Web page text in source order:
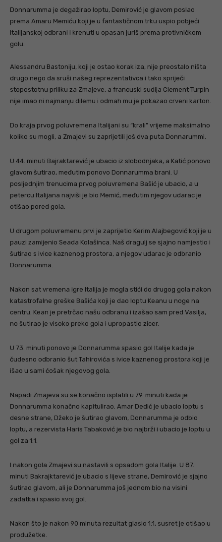
Donnarumma je degažirao loptu, Demirović je glavom poslao
prema Amaru Memiću koji je u fantastičnom trku uspio pobjeći
italijanskoj odbrani i krenuti u opasan juriš prema protivničkom
golu.
Alessandru Bastoniju, koji je ostao korak iza, nije preostalo ništa
drugo nego da sruši našeg reprezentativca i tako spriječi
stopostotnu priliku za Zmajeve, a francuski sudija Clement Turpin
nije imao ni najmanju dilemu i odmah mu je pokazao crveni karton.
Do kraja prvog poluvremena Italijani su “krali” vrijeme maksimalno
koliko su mogli, a Zmajevi su zaprijetili još dva puta Donnarummi.
U 44. minuti Bajraktarević je ubacio iz slobodnjaka, a Katić ponovo
glavom šutirao, međutim ponovo Donnarumma brani. U
posljednjim trenucima prvog poluvremena Bašić je ubacio, a u
petercu Italijana najviši je bio Memić, međutim njegov udarac je
otišao pored gola.
U drugom poluvremenu prvi je zaprijetio Kerim Alajbegović koji je u
pauzi zamijenio Seada Kolašinca. Naš dragulj se sjajno namjestio i
šutirao s ivice kaznenog prostora, a njegov udarac je odbranio
Donnarumma.
Nakon sat vremena igre Italija je mogla stići do drugog gola nakon
katastrofalne greške Bašića koji je dao loptu Keanu u noge na
centru. Kean je pretrčao našu odbranu i izašao sam pred Vasilja,
no šutirao je visoko preko gola i upropastio zicer.
U 73. minuti ponovo je Donnarumma spasio gol Italije kada je
čudesno odbranio šut Tahirovića s ivice kaznenog prostora koji je
išao u sami ćošak njegovog gola.
Napadi Zmajeva su se konačno isplatili u 79. minuti kada je
Donnarumma konačno kapitulirao. Amar Dedić je ubacio loptu s
desne strane, Džeko je šutirao glavom, Donnarumma je odbio
loptu, a rezervista Haris Tabaković je bio najbrži i ubacio je loptu u
gol za 1:1.
I nakon gola Zmajevi su nastavili s opsadom gola Italije. U 87.
minuti Bakrajktarević je ubacio s lijeve strane, Demirović je sjajno
šutirao glavom, ali je Donnarumma još jednom bio na visini
zadatka i spasio svoj gol.
Nakon što je nakon 90 minuta rezultat glasio 1:1, susret je otišao u
produžetke.